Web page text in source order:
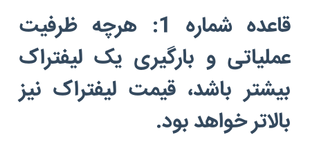
قاعده شماره 1: هرچه ظرفیت
عملیاتی و بارگیری یک لیفتراک
بیشتر باشد، قیمت لیفتراک نیز
بالاتر خواهد بود.